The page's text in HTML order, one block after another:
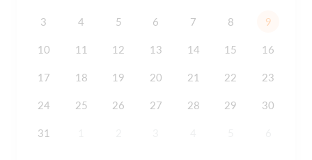
3 4 5 6 7 8 9
10 11 12 13 14 15 16
17 18 19 20 21 22 23
24 25 26 27 28 29 30
31